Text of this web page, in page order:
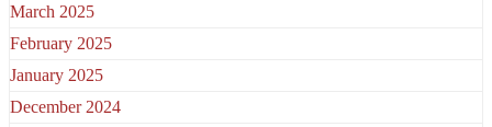
March 2025
February 2025
January 2025
December 2024